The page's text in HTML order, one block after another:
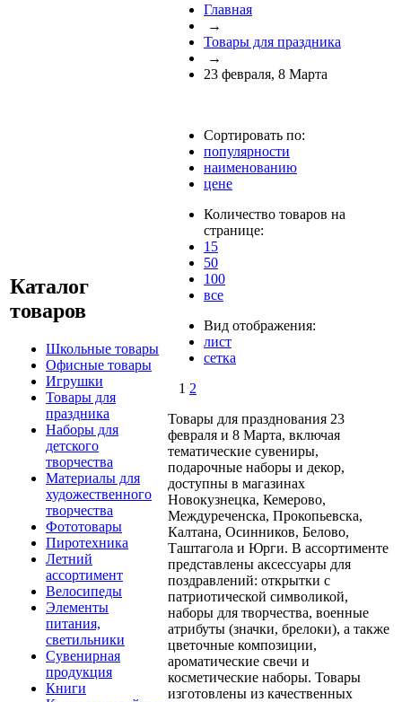
Каталог
товаров
Школьные товары
Офисные товары
Игрушки
Товары для
праздника
Наборы для
детского
творчества
Материалы для
художественного
творчества
Фототовары
Пиротехника
Летний
ассортимент
Велосипеды
Элементы
питания,
светильники
Сувенирная
продукция
Книги
Главная
→
Товары для праздника
→
23 февраля, 8 Марта
Сортировать по:
популярности
наименованию
цене
Количество товаров на
странице:
15
50
100
все
Вид отображения:
лист
сетка
1 2
Товары для празднования 23
февраля и 8 Марта, включая
тематические сувениры,
подарочные наборы и декор,
доступны в магазинах
Новокузнецка, Кемерово,
Междуреченска, Прокопьевска,
Калтана, Осинников, Белово,
Таштагола и Юрги. В ассортименте
представлены аксессуары для
поздравлений: открытки с
патриотической символикой,
наборы для творчества, военные
атрибуты (значки, брелоки), а также
цветочные композиции,
ароматические свечи и
косметические наборы. Товары
изготовлены из качественных